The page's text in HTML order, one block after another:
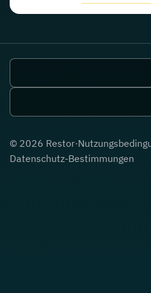
© 2026 Restor·
Datenschutz-Bestimmungen